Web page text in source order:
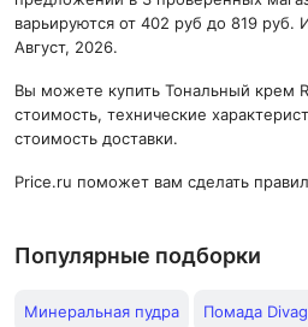
варьируются от 402 руб до 819 руб.
Август, 2026.
Вы можете купить Тональный крем
стоимость, технические
стоимость доставки.
Price.ru поможет вам сделать
Популярные подборки
Минеральная пудра Помада